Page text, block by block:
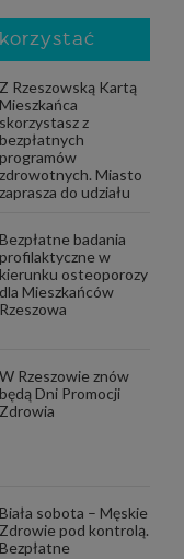
Z Rzeszowską Kartą
Mieszkańca
skorzystasz z
bezpłatnych
programów
zdrowotnych. Miasto
zaprasza do udziału
Bezpłatne badania
profilaktyczne w
kierunku osteoporozy
dla Mieszkańców
Rzeszowa
W Rzeszowie znów
będą Dni Promocji
Zdrowia
Biała sobota – Męskie
Zdrowie pod kontrolą.
Bezpłatne